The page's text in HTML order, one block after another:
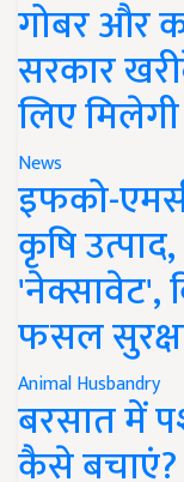
गोबर और
सरकार
लिए
News
इफको-
कृषि
'नेक्सावेट',
फसल
Animal Husbandry
बरसात में
कैसे